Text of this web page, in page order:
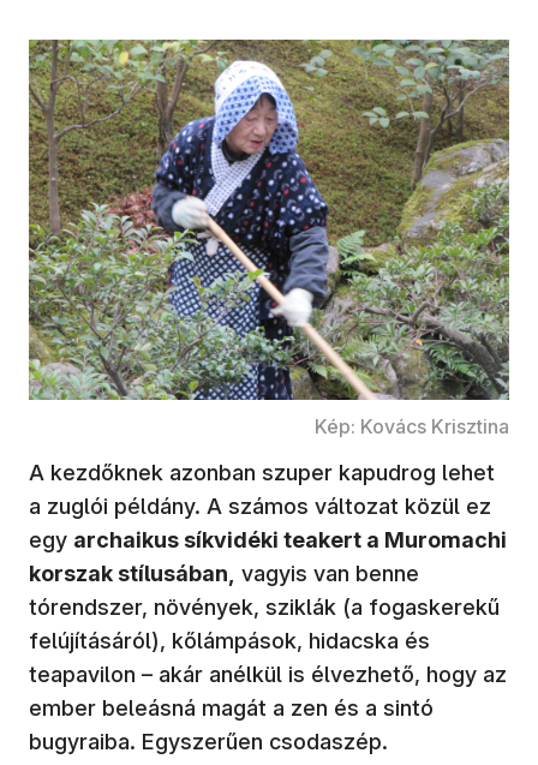
Kép: Kovács Krisztina
A kezdőknek azonban szuper kapudrog lehet
a zuglói példány. A számos változat közül ez
egy archaikus síkvidéki teakert a Muromachi
korszak stílusában, vagyis van benne
tórendszer, növények, sziklák (a fogaskerekű
felújításáról), kőlámpások, hidacska és
teapavilon – akár anélkül is élvezhető, hogy az
ember beleásná magát a zen és a sintó
bugyraiba. Egyszerűen csodaszép.